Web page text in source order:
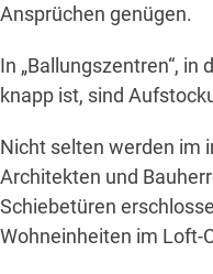
Ansprüchen genügen.
In „Ballungszentren“, in
knapp ist, sind
Nicht selten werden im
Architekten und
Schiebetüren
Wohneinheiten im Loft-